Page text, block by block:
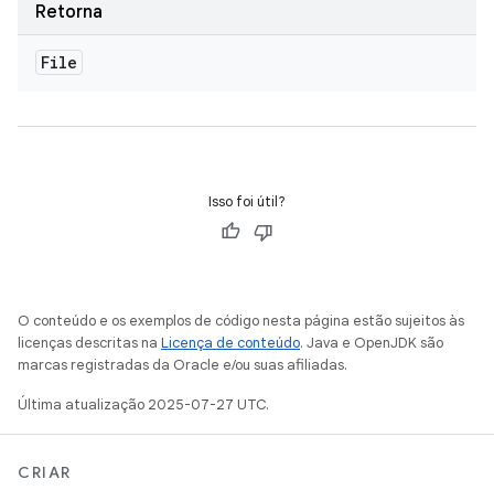
Retorna
File
Isso foi útil?
O conteúdo e os exemplos de código nesta página estão sujeitos às
licenças descritas na Licença de conteúdo. Java e OpenJDK são
marcas registradas da Oracle e/ou suas afiliadas.
Última atualização 2025-07-27 UTC.
CRIAR